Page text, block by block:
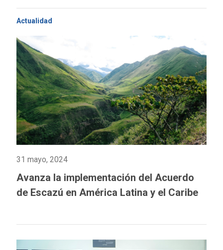
Actualidad
31 mayo, 2024
Avanza la implementación del Acuerdo
de Escazú en América Latina y el Caribe